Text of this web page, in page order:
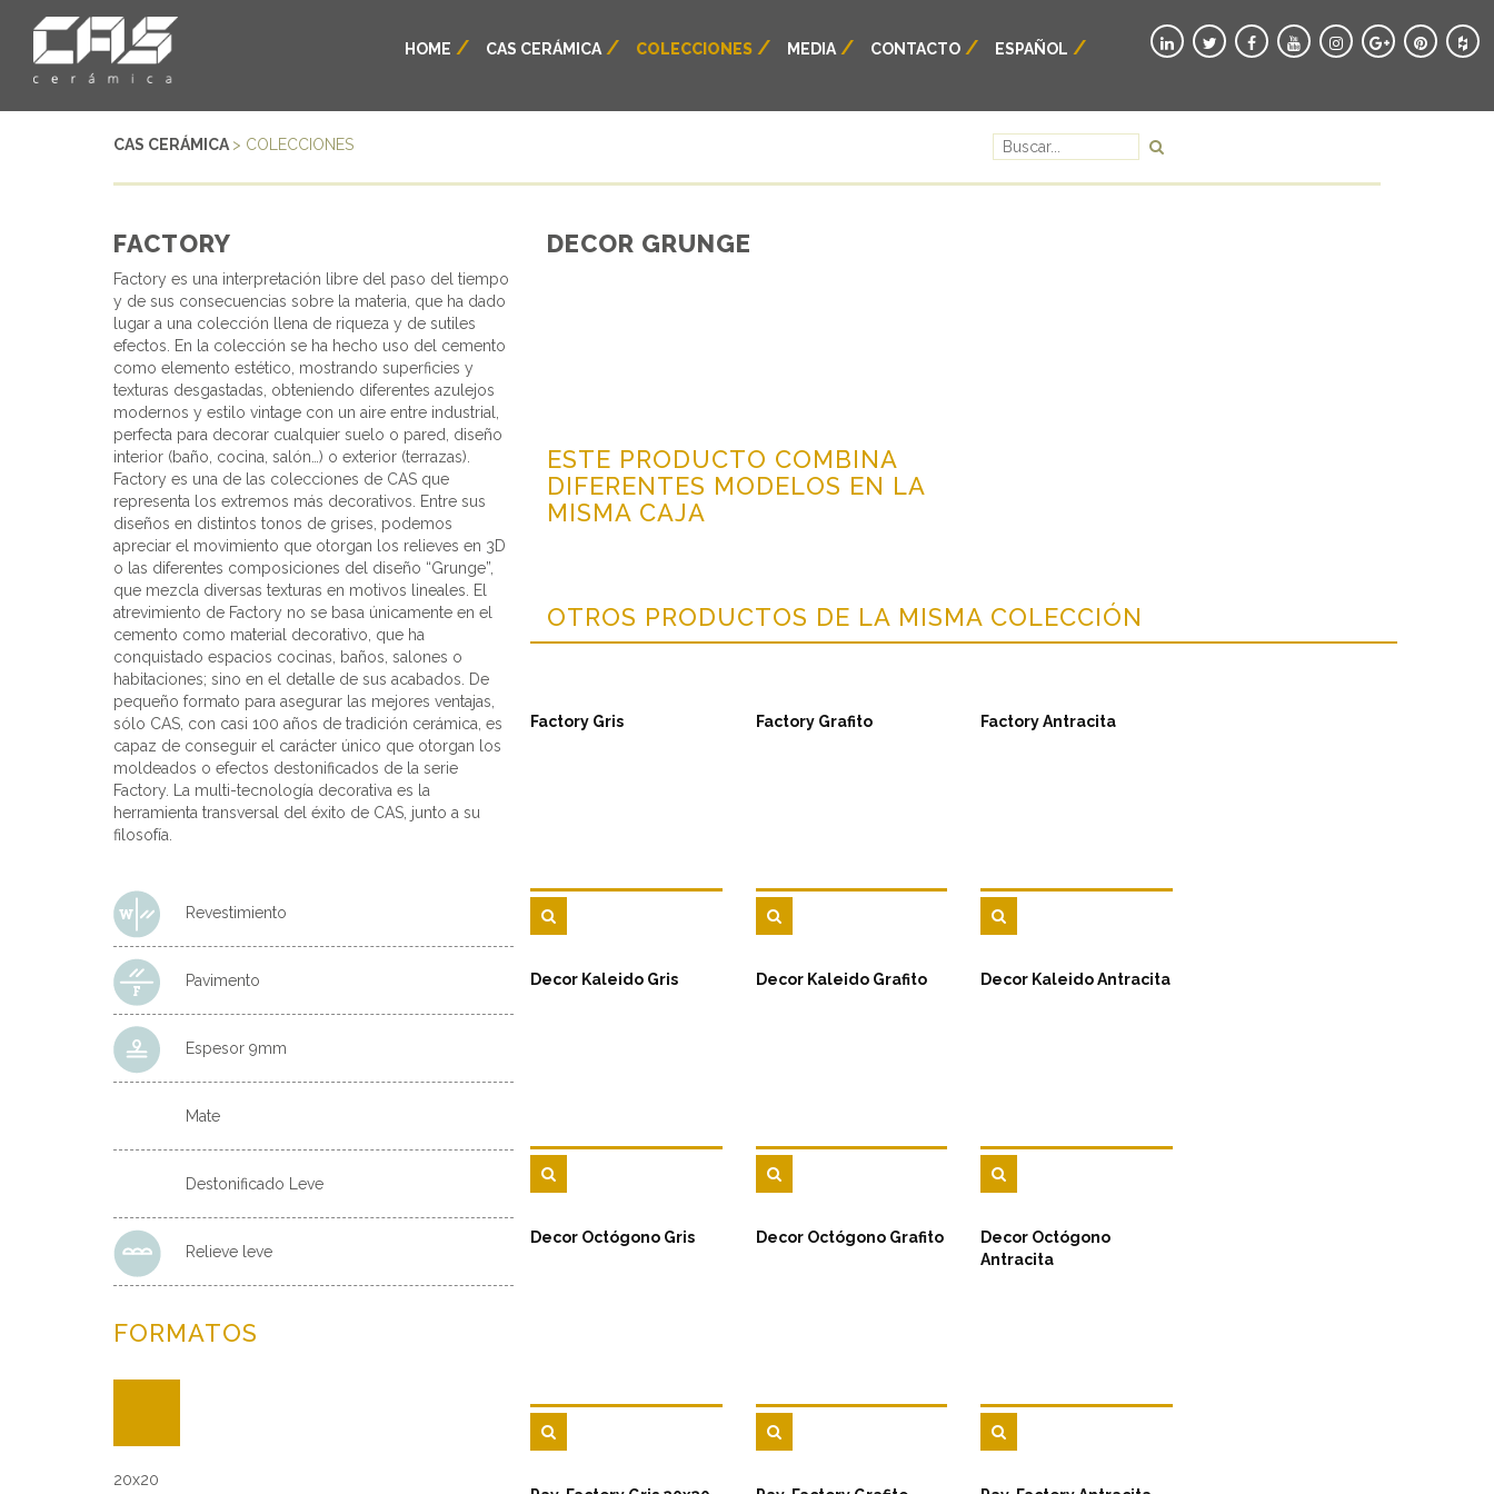
HOME CAS CERÁMICA COLECCIONES MEDIA CONTACTO ESPAÑOL
CAS CERÁMICA > COLECCIONES
FACTORY
Factory es una interpretación libre del paso del tiempo
y de sus consecuencias sobre la materia, que ha dado
lugar a una colección llena de riqueza y de sutiles
efectos. En la colección se ha hecho uso del cemento
como elemento estético, mostrando superficies y
texturas desgastadas, obteniendo diferentes azulejos
modernos y estilo vintage con un aire entre industrial,
perfecta para decorar cualquier suelo o pared, diseño
interior (baño, cocina, salón…) o exterior (terrazas).
Factory es una de las colecciones de CAS que
representa los extremos más decorativos. Entre sus
diseños en distintos tonos de grises, podemos
apreciar el movimiento que otorgan los relieves en 3D
o las diferentes composiciones del diseño “Grunge”,
que mezcla diversas texturas en motivos lineales. El
atrevimiento de Factory no se basa únicamente en el
cemento como material decorativo, que ha
conquistado espacios cocinas, baños, salones o
habitaciones; sino en el detalle de sus acabados. De
pequeño formato para asegurar las mejores ventajas,
sólo CAS, con casi 100 años de tradición cerámica, es
capaz de conseguir el carácter único que otorgan los
moldeados o efectos destonificados de la serie
Factory. La multi-tecnología decorativa es la
herramienta transversal del éxito de CAS, junto a su
filosofía.
Revestimiento
Pavimento
Espesor 9mm
Mate
Destonificado Leve
Relieve leve
FORMATOS
20x20
DECOR GRUNGE
ESTE PRODUCTO COMBINA
DIFERENTES MODELOS EN LA
MISMA CAJA
OTROS PRODUCTOS DE LA MISMA COLECCIÓN
Factory Gris Factory Grafito Factory Antracita
Decor Kaleido Gris Decor Kaleido Grafito Decor Kaleido Antracita
Decor Octógono Gris Decor Octógono Grafito
Decor Octógono
Antracita